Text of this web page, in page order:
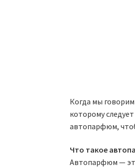
Когда мы
которому
автопарфюм,
Что такое
Автопарфюм —